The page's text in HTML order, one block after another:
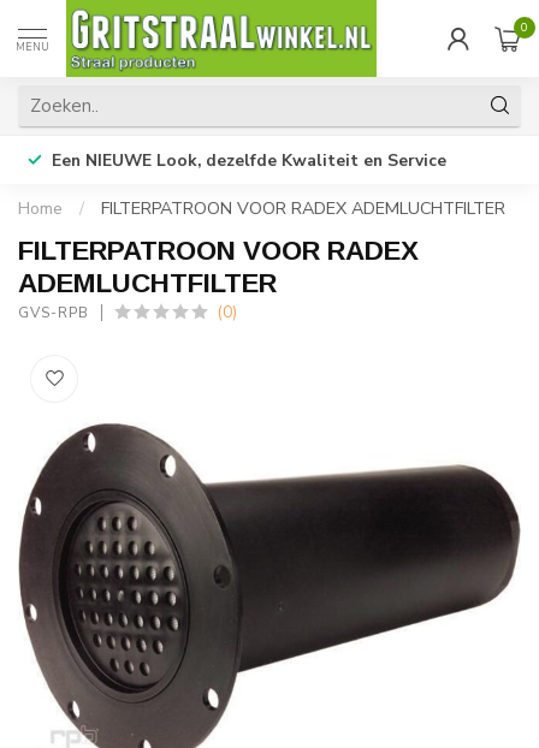
MENU
0
Een NIEUWE Look, dezelfde Kwaliteit en Service
Home / FILTERPATROON VOOR RADEX ADEMLUCHTFILTER
FILTERPATROON VOOR RADEX
ADEMLUCHTFILTER
GVS-RPB (0)